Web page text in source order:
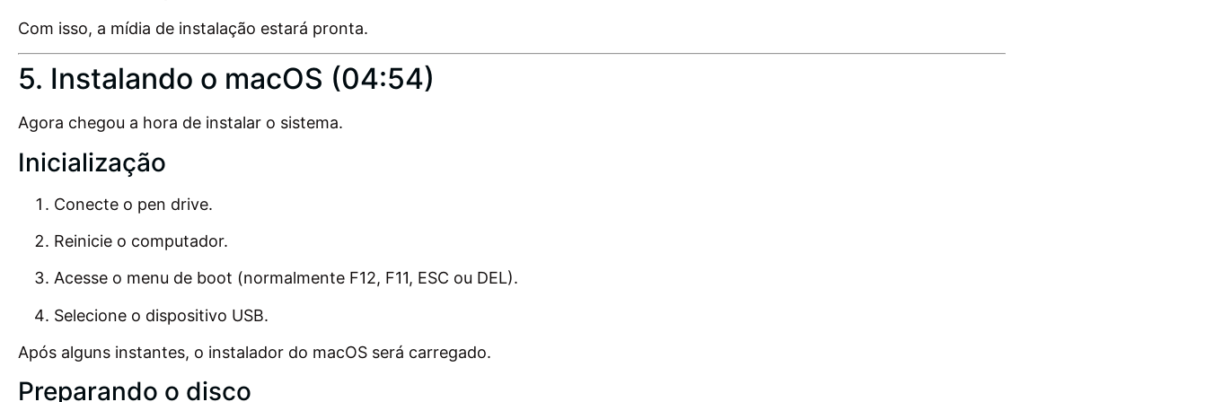
Com isso, a mídia de instalação estará pronta.
5. Instalando o macOS (04:54)
Agora chegou a hora de instalar o sistema.
Inicialização
Conecte o pen drive.
Reinicie o computador.
Acesse o menu de boot (normalmente F12, F11, ESC ou DEL).
Selecione o dispositivo USB.
Após alguns instantes, o instalador do macOS será carregado.
Preparando o disco